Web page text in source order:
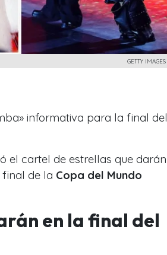
GETTY IMAGES
informativa para la final del
el cartel de estrellas que darán
de la Copa del Mundo
en la final del